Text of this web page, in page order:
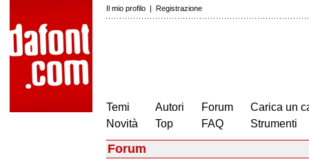
Il mio profilo | Registrazione
Temi
Novità
Autori
Top
Forum
FAQ
Carica un
Strumenti
Forum